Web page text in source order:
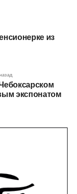
из
экспонатом